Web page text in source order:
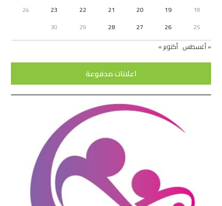
18
19
20
21
22
23
24
25
26
27
28
29
30
« أغسطس أكتوبر »
اعلانات مدفوعة